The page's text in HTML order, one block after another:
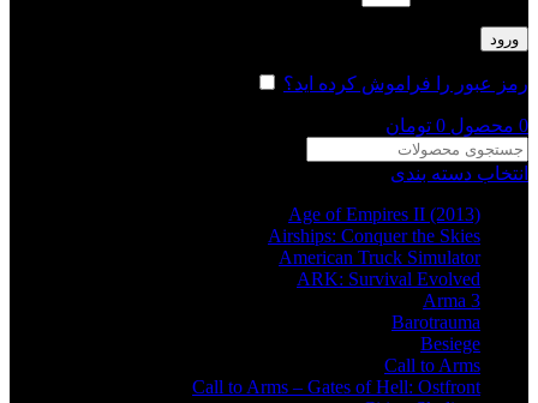
ورود
رمز عبور را فراموش کرده اید؟
0 محصول 0 تومان
انتخاب دسته بندی
Age of Empires II (2013)
Airships: Conquer the Skies
American Truck Simulator
ARK: Survival Evolved
Arma 3
Barotrauma
Besiege
Call to Arms
Call to Arms – Gates of Hell: Ostfront